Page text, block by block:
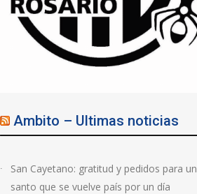
Ambito – Ultimas noticias
San Cayetano: gratitud y pedidos para un
santo que se vuelve país por un día